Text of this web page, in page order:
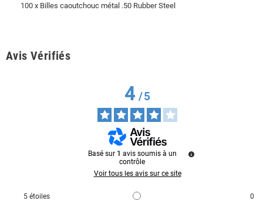
100 x Billes caoutchouc métal .50 Rubber Steel
Avis Vérifiés
4/5
Basé sur 1 avis soumis à un
contrôle
Voir tous les avis sur ce site
5 étoiles
0